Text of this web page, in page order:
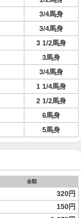
3/4馬身
3/4馬身
3 1/2馬身
3馬身
3/4馬身
1 1/4馬身
2 1/2馬身
6馬身
5馬身
金額
320円
150円